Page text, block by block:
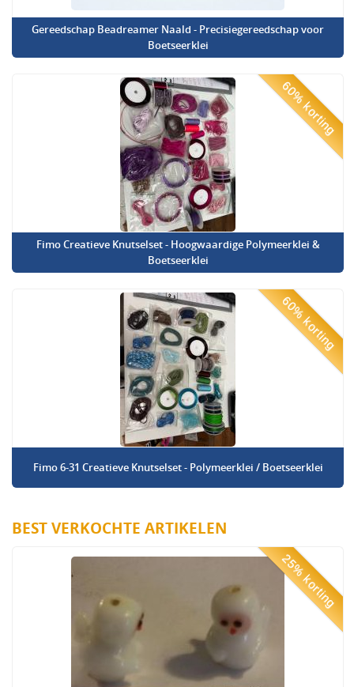
Gereedschap Beadreamer Naald - Precisiegereedschap voor
Boetseerklei
60% korting
Fimo Creatieve Knutselset - Hoogwaardige Polymeerklei &
Boetseerklei
60% korting
Fimo 6-31 Creatieve Knutselset - Polymeerklei / Boetseerklei
BEST VERKOCHTE ARTIKELEN
25% korting